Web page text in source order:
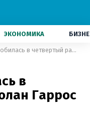
ЭКОНОМИКА
Свитолина пробилась в четвертый раунд Ролан Гаррос
в
Гаррос